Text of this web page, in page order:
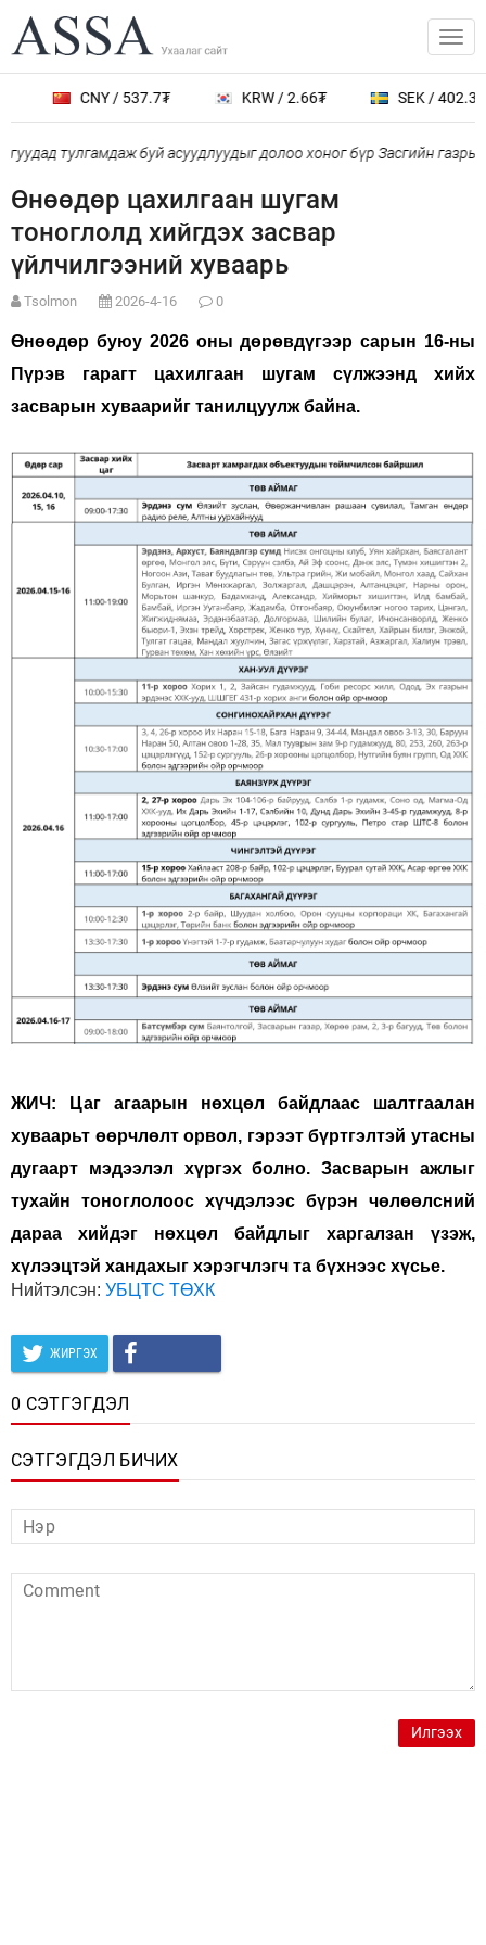
CNY / 537.7₮ KRW / 2.66₮ SEK / 402.3₮
тулгамдаж буй асуудлуудыг долоо хоног бүр Засгийн
Өнөөдөр цахилгаан шугам
тоноглолд хийгдэх засвар
үйлчилгээний хуваарь
Tsolmon 2026-4-16 0
Өнөөдөр буюу 2026 оны дөрөвдүгээр сарын 16-ны
Пүрэв гарагт цахилгаан шугам сүлжээнд хийх
засварын хуваарийг танилцуулж байна.
ЖИЧ: Цаг агаарын нөхцөл байдлаас шалтгаалан
хуваарьт өөрчлөлт орвол, гэрээт бүртгэлтэй утасны
дугаарт мэдээлэл хүргэх болно. Засварын ажлыг
тухайн тоноглолоос хүчдэлээс бүрэн чөлөөлсний
дараа хийдэг нөхцөл байдлыг харгалзан үзэж,
хүлээцтэй хандахыг хэрэгчлэгч та бүхнээс хүсье.
Нийтэлсэн: УБЦТС ТӨХК
ЖИРГЭХ
0 СЭТГЭГДЭЛ
СЭТГЭГДЭЛ БИЧИХ
Илгээх